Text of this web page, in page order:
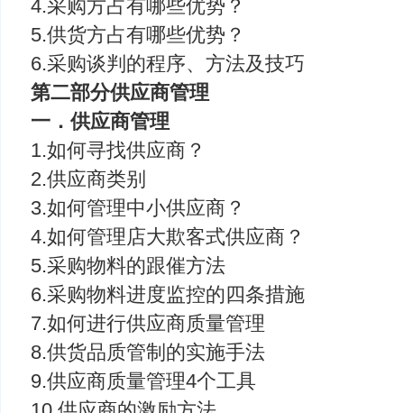
4.采购方占有哪些优势？
5.供货方占有哪些优势？
6.采购谈判的程序、方法及技巧
第二部分供应商管理
一．供应商管理
1.如何寻找供应商？
2.供应商类别
3.如何管理中小供应商？
4.如何管理店大欺客式供应商？
5.采购物料的跟催方法
6.采购物料进度监控的四条措施
7.如何进行供应商质量管理
8.供货品质管制的实施手法
9.供应商质量管理4个工具